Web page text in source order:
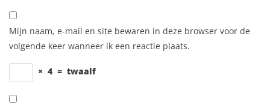
Mijn naam, e-mail en site bewaren in deze browser voor de
volgende keer wanneer ik een reactie plaats.
× 4 = twaalf